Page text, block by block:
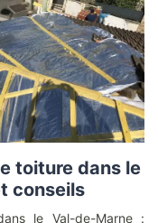
toiture dans le
conseils
le Val-de-Marne :